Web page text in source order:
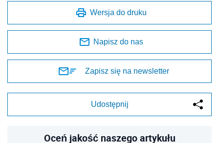
Wersja do druku
Napisz do nas
Zapisz się na newsletter
Udostępnij
Oceń jakość naszego artykułu